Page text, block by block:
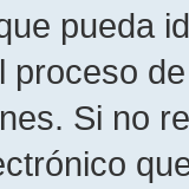
pueda
proceso
Si no